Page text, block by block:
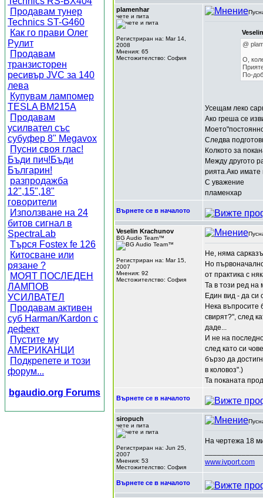
Продавам тунер
Technics ST-G460
Как го прави Олег
Рулит
Продавам
транзисторен
ресивър JVC за 140
лева
Купувам лампомер
TESLA BM215A
Продавам
усилвател със
субуфер 8" Megavox
Пусни своя глас!
Бъди пич!Бъди
Българин!
разпродажба
12",15",18"
говорители
Използване на 24
битов сигнал в
SpectraLab
Търся Fostex fe 126
Китосване или
рязане ?
МОЯТ ПОСЛЕДЕН
ЛАМПОВ
УСИЛВАТЕЛ
Продавам активен
суб Harman/Kardon с
дефект
Пустите му
АМЕРИКАНЦИ
Подкрепете и този
форум...
bgaudio.org Forums
plamenhar
чете и пита
Регистриран на: Mar 14,
2008
Мнения: 65
Местожителство: София
@
О,
По-
Усещам леко
Ако греша се
Следва
Колкото за
Между другото
рията.Ако
С уважение
пламенхар
Върнете се в началото
Veselin Krachunov
BG Audio Team™
Регистриран на: Mar 15,
2007
Мнения: 92
Местожителство: София
Не, няма
Но
от практика с
Та в този ред на
Един вид - да си
Нека въпросите
свирят?", след
даде...
И не на
след като си
бързо да
в коловоз".)
Та поканата
Върнете се в началото
siropuch
чете и пита
Регистриран на: Jun 25,
2007
Мнения: 53
Местожителство: София
На чертежа 18
www.ivport.com
Върнете се в началото